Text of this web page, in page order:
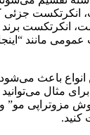
انکرتکست جزئی
انکرتکست برند
مانند “اینجا
انواع باعث
مثال می‌توانید
مزوتراپی مو”
کنید.